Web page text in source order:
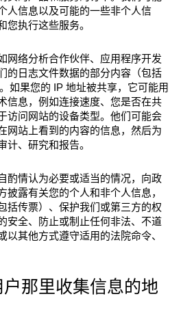
人信息以及可能的一些非个人信
您执行这些服务。
网络分析合作伙伴、应用程序开发
的日志文件数据的部分内容（包括
如果您的 IP 地址被共享，它可能用
信息，例如连接速度、您是否在共
访问网站的设备类型。他们可能会
网站上看到的内容的信息，然后为
计、研究和报告。
酌情认为必要或适当的情况，向政
披露有关您的个人和非个人信息，
括传票）、保护我们或第三方的权
安全、防止或制止任何非法、不道
以其他方式遵守适用的法院命令、
那里收集信息的地